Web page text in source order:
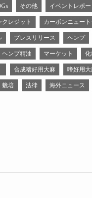
その他 イベントレポ
クレジット カーボンニュー
プレスリリース ヘンプ
ヘンプ精油 マーケット
合成嗜好用大麻 嗜好用
栽培 法律 海外ニュース